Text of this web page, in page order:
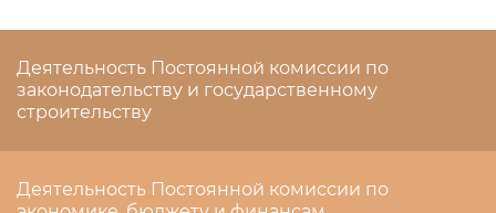
Деятельность Постоянной комиссии по
законодательству и государственному
строительству
Деятельность Постоянной комиссии по